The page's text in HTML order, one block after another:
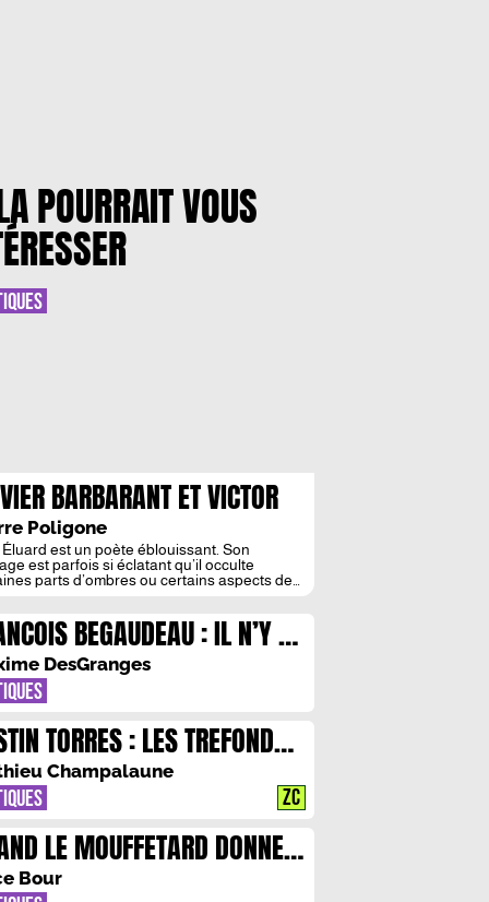
POURRAIT VOUS
BARBARANT ET VICTOR
: « PAUL ELUARD EST UN
DE L’AFFECT ET NON DU
»
Poligone
Éluard est un poète éblouissant. Son
est parfois si éclatant qu’il occulte
parts d’ombres ou certains aspects de
politiques. Olivier Barbarant et
Laby ont entrepris d’interroger ces deux
du poète dans […]
BEGAUDEAU : IL N’Y A
DE RAPPORT TEXTUEL
DesGranges
TORRES : LES TREFONDS
MEMOIRE
Champalaune
ZC
LE MOUFFETARD DONNE
BLANCHE A MICHAL
Bour